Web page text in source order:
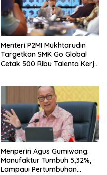
Menteri P2MI Mukhtarudin
Targetkan SMK Go Global
Cetak 500 Ribu Talenta Kerja
Menperin Agus Gumiwang:
Manufaktur Tumbuh 5,32%,
Lampaui Pertumbuhan